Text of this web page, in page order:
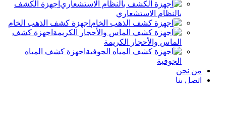
اجهزة الكشف
بالنظام الاستشعاري
اجهزة كشف الذهب الخام
اجهزة كشف
الماس والأحجار الكريمة
اجهزة كشف المياه
الجوفية
من نحن
اتصل بنا